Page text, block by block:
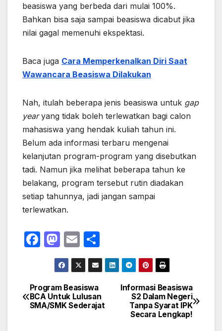
beasiswa yang berbeda dari mulai 100%.
Bahkan bisa saja sampai beasiswa dicabut jika
nilai gagal memenuhi ekspektasi.
Baca juga Cara Memperkenalkan Diri Saat
Wawancara Beasiswa Dilakukan
Nah, itulah beberapa jenis beasiswa untuk gap
yearyang tidak boleh terlewatkan bagi calon
mahasiswa yang hendak kuliah tahun ini.
Belum ada informasi terbaru mengenai
kelanjutan program-program yang disebutkan
tadi. Namun jika melihat beberapa tahun ke
belakang, program tersebut rutin diadakan
setiap tahunnya, jadi jangan sampai
terlewatkan.
F
e
b
M
a
st
o
d
E
m
ail
h
ar
Navigasi
pos
Informasi Beasiswa
S2 Dalam Negeri
Tanpa Syarat IPK
Secara Lengkap!
Program Beasiswa
BCA Untuk Lulusan
SMA/SMK Sederajat